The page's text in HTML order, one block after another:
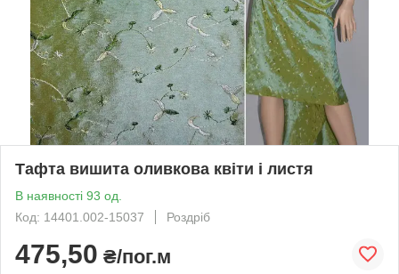
Тафта вишита оливкова квіти і листя
В наявності 93 од.
Код: 14401.002-15037
Роздріб
475,50 ₴/пог.м